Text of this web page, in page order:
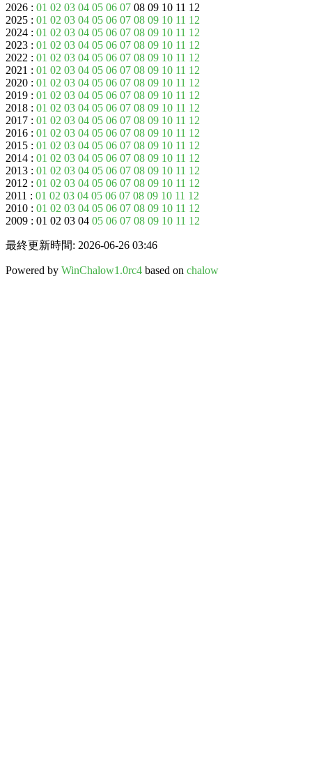
2026 : 01 02 03 04 05 06 07 08 09 10 11 12
2025 : 01 02 03 04 05 06 07 08 09 10 11 12
2024 : 01 02 03 04 05 06 07 08 09 10 11 12
2023 : 01 02 03 04 05 06 07 08 09 10 11 12
2022 : 01 02 03 04 05 06 07 08 09 10 11 12
2021 : 01 02 03 04 05 06 07 08 09 10 11 12
2020 : 01 02 03 04 05 06 07 08 09 10 11 12
2019 : 01 02 03 04 05 06 07 08 09 10 11 12
2018 : 01 02 03 04 05 06 07 08 09 10 11 12
2017 : 01 02 03 04 05 06 07 08 09 10 11 12
2016 : 01 02 03 04 05 06 07 08 09 10 11 12
2015 : 01 02 03 04 05 06 07 08 09 10 11 12
2014 : 01 02 03 04 05 06 07 08 09 10 11 12
2013 : 01 02 03 04 05 06 07 08 09 10 11 12
2012 : 01 02 03 04 05 06 07 08 09 10 11 12
2011 : 01 02 03 04 05 06 07 08 09 10 11 12
2010 : 01 02 03 04 05 06 07 08 09 10 11 12
2009 : 01 02 03 04 05 06 07 08 09 10 11 12
最終更新時間: 2026-06-26 03:46
Powered by WinChalow1.0rc4 based on chalow